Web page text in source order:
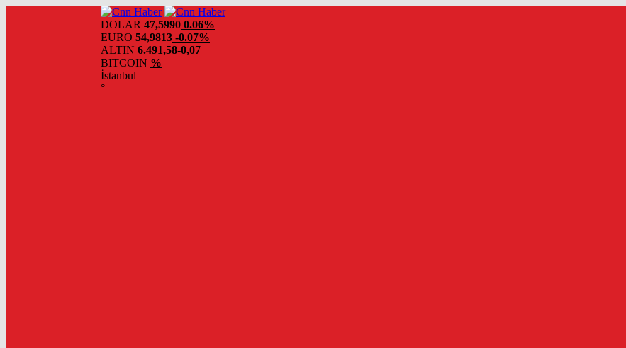
DOLAR 47,5990 0.06%
EURO 54,9813 -0.07%
ALTIN 6.491,58-0,07
BITCOIN %
İstanbul
°